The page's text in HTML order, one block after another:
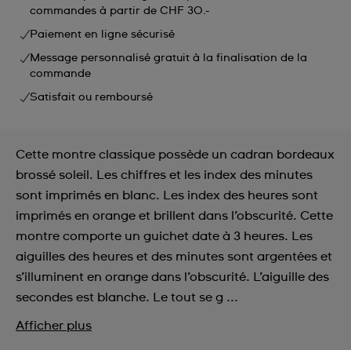
commandes à partir de CHF 30.-
Paiement en ligne sécurisé
Message personnalisé gratuit à la finalisation de la
commande
Satisfait ou remboursé
Cette montre classique possède un cadran bordeaux
brossé soleil. Les chiffres et les index des minutes
sont imprimés en blanc. Les index des heures sont
imprimés en orange et brillent dans l’obscurité. Cette
montre comporte un guichet date à 3 heures. Les
aiguilles des heures et des minutes sont argentées et
s’illuminent en orange dans l’obscurité. L’aiguille des
secondes est blanche. Le tout se g ...
Afficher plus